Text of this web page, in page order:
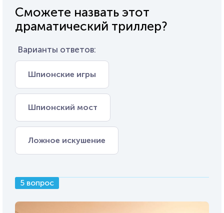
Сможете назвать этот
драматический триллер?
Варианты ответов:
Шпионские игры
Шпионский мост
Ложное искушение
5 вопрос